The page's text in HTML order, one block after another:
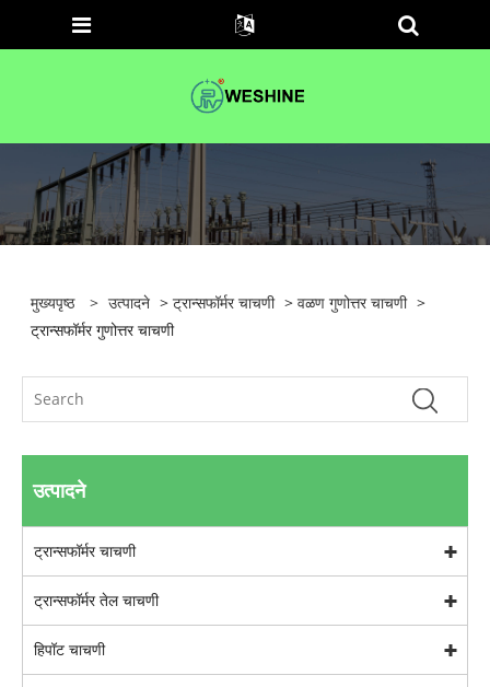
मुख्यपृष्ठ > उत्पादने >ट्रान्सफॉर्मर चाचणी >वळण गुणोत्तर चाचणी >
ट्रान्सफॉर्मर गुणोत्तर चाचणी
उत्पादने
ट्रान्सफॉर्मर चाचणी
ट्रान्सफॉर्मर तेल चाचणी
हिपॉट चाचणी